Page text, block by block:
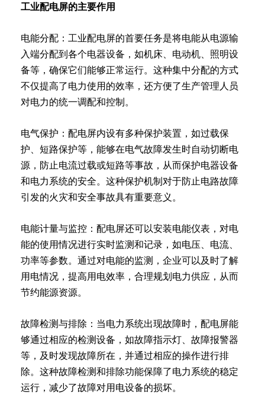
工业配电屏的主要作用
电能分配：工业配电屏的首要任务是将电能从电源输
入端分配到各个电器设备，如机床、电动机、照明设
备等，确保它们能够正常运行。这种集中分配的方式
不仅提高了电力使用的效率，还方便了生产管理人员
对电力的统一调配和控制。
电气保护：配电屏内设有多种保护装置，如过载保
护、短路保护等，能够在电气故障发生时自动切断电
源，防止电流过载或短路等事故，从而保护电器设备
和电力系统的安全。这种保护机制对于防止电路故障
引发的火灾和安全事故具有重要意义。
电能计量与监控：配电屏还可以安装电能仪表，对电
能的使用情况进行实时监测和记录，如电压、电流、
功率等参数。通过对电能的监测，企业可以及时了解
用电情况，提高用电效率，合理规划电力供应，从而
节约能源资源。
故障检测与排除：当电力系统出现故障时，配电屏能
够通过相应的检测设备，如故障指示灯、故障报警器
等，及时发现故障所在，并通过相应的操作进行排
除。这种故障检测和排除功能保障了电力系统的稳定
运行，减少了故障对用电设备的损坏。